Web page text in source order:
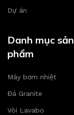
Dự án
Danh mục sản
phẩm
Máy bơm nhiệt
Đá Granite
Vòi Lavabo